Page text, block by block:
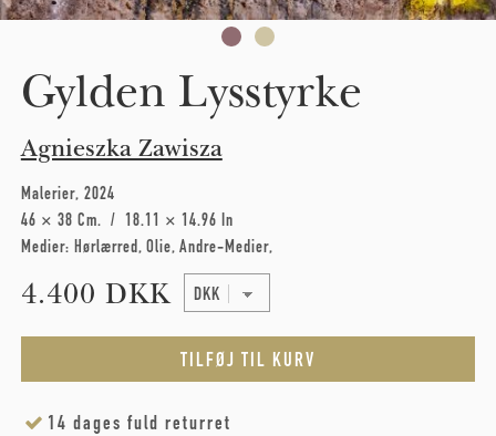
Gylden Lysstyrke
Agnieszka Zawisza
Malerier 2024
46 × 38 Cm
18.11 × 14.96 In
Medier: Hørlærred Olie Andre-Medier
4.400 DKK
14 dages fuld returret